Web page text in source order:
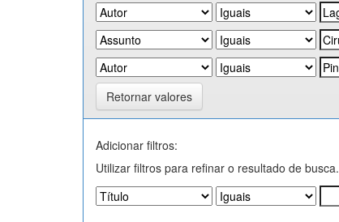
Retornar valores
Adicionar filtros:
Utilizar filtros para refinar o resultado de busca.